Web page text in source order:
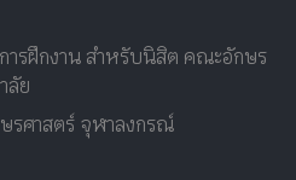
การฝึกงาน สำหรับนิสิต คณะอักษร
ลัย
รศาสตร์ จุฬาลงกรณ์